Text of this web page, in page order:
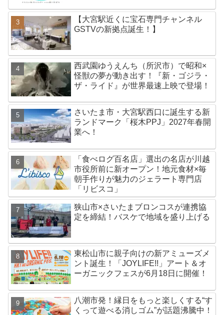
【大宮駅近くに宝石専門チャンネル
GSTVの新拠点誕生！】
西武園ゆうえんち（所沢市）で昭和×
怪獣の夢が動き出す！『新・ゴジラ・
ザ・ライド』が世界最速上映で登場！
さいたま市・大宮駅西口に誕生する新
ランドマーク「桜木PPJ」2027年春開
業へ！
「食べログ百名店」選出の名店が川越
市役所前に新オープン！地元食材×毎
朝手作りが魅力のジェラート専門店
「リビスコ」
狭山市×さいたまブロンコスが連携協
定を締結！バスケで地域を盛り上げる
東松山市に親子向けの新アミューズメ
ント誕生！「JOYLIFE!!」アート＆オ
ーガニックフェスが6月18日に開催！
八潮市発！縁日をもっと楽しくする“す
くって遊べる消しゴム”が話題沸騰中！